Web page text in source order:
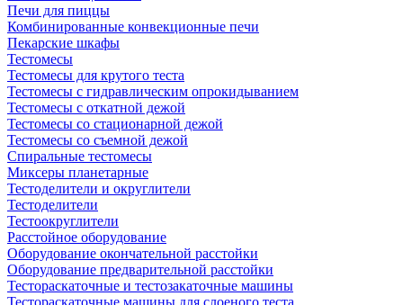
Печи для пиццы
Комбинированные конвекционные печи
Пекарские шкафы
Тестомесы
Тестомесы для крутого теста
Тестомесы с гидравлическим опрокидыванием
Тестомесы с откатной дежой
Тестомесы со стационарной дежой
Тестомесы со съемной дежой
Спиральные тестомесы
Миксеры планетарные
Тестоделители и округлители
Тестоделители
Тестоокруглители
Расстойное оборудование
Оборудование окончательной расстойки
Оборудование предварительной расстойки
Тестораскаточные и тестозакаточные машины
Тестораскаточные машины для слоеного теста